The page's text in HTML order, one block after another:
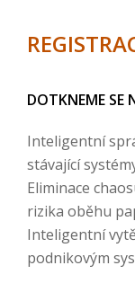
DOTKNEME SE
Inteligentní
stávající
Eliminace
rizika oběhu
Inteligentní
podnikovým